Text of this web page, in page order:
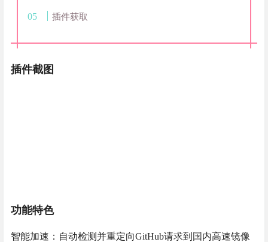
插件获取
插件截图
功能特色
智能加速：自动检测并重定向GitHub请求到国内高速镜像